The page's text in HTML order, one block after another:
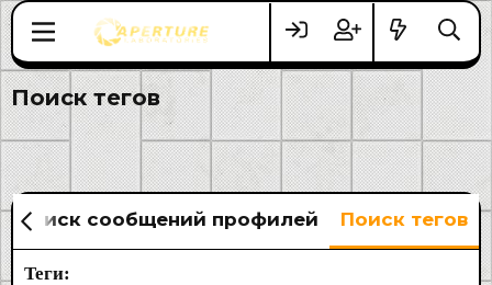
Поиск тегов
Поиск сообщений профилей Поиск тегов
Теги